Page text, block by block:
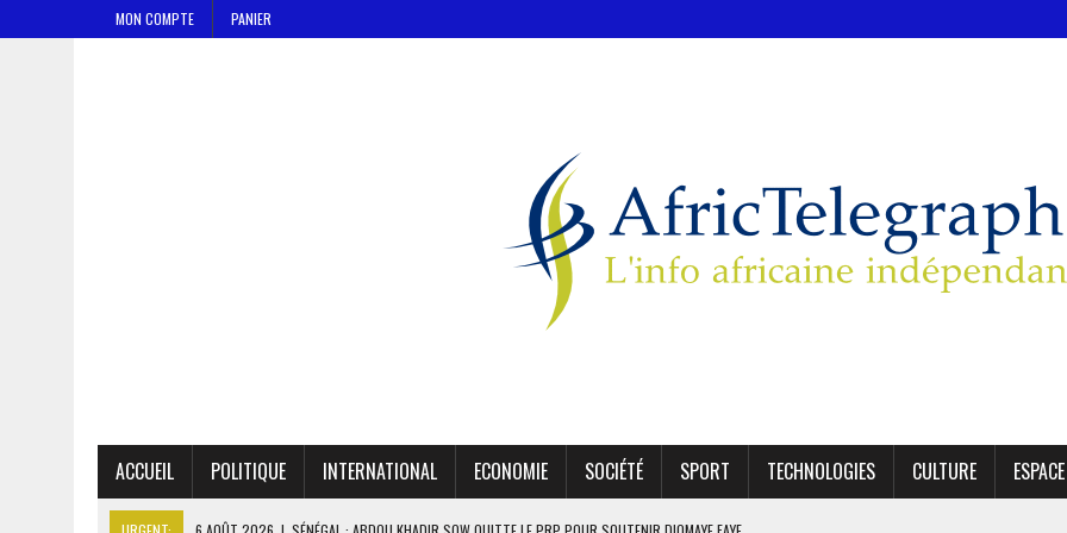
MON COMPTE PANIER
ACCUEIL POLITIQUE INTERNATIONAL ECONOMIE SOCIÉTÉ SPORT TECHNOLOGIES CULTURE